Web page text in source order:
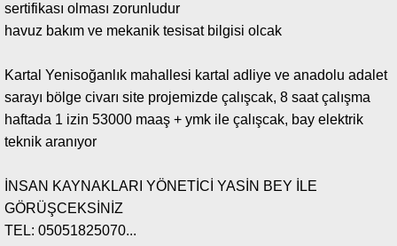
sertifikası olması zorunludur
havuz bakım ve mekanik tesisat bilgisi olcak
Kartal Yenisoğanlık mahallesi kartal adliye ve anadolu adalet
sarayı bölge civarı site projemizde çalışcak, 8 saat çalışma
haftada 1 izin 53000 maaş + ymk ile çalışcak, bay elektrik
teknik aranıyor
İNSAN KAYNAKLARI YÖNETİCİ YASİN BEY İLE
GÖRÜŞCEKSİNİZ
TEL: 05051825070...